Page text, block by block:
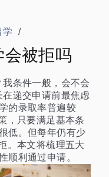
学 /
会被拒吗
我条件一般，会不会
递交申请前最焦虑
的录取率普遍较
，只要满足基本条
低。但每年仍有少
。本文将梳理五大
顺利通过申请。